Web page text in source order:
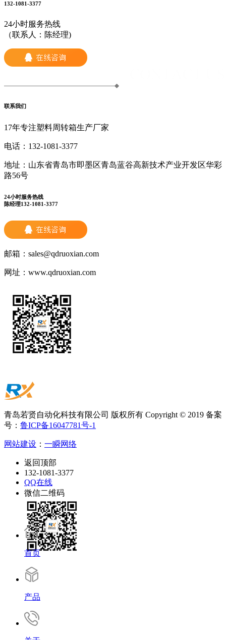
132-1081-3377
24小时服务热线
（联系人：陈经理)
联系我们
17年专注塑料周转箱生产厂家
电话： 132-1081-3377
地址： 山东省青岛市即墨区青岛蓝谷高新技术产业开发区华彩
路56号
24小时服务热线
陈经理132-1081-3377
邮箱： sales@qdruoxian.com
网址： www.qdruoxian.com
青岛若贤自动化科技有限公司 版权所有 Copyright © 2019 备案
号： 鲁ICP备16047781号-1
网站建设 ： 一瞬网络
返回顶部
132-1081-3377
QQ在线
微信二维码
首页
产品